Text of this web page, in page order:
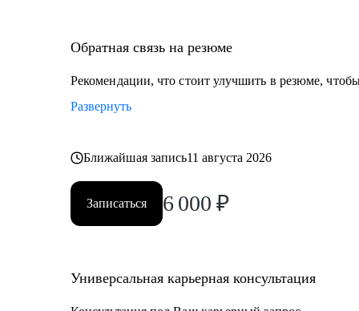
Обратная связь на резюме
Рекомендации, что стоит улучшить в резюме,
Развернуть
Ближайшая запись11 августа 2026
Записаться 6 000 ₽
Универсальная карьерная консультация